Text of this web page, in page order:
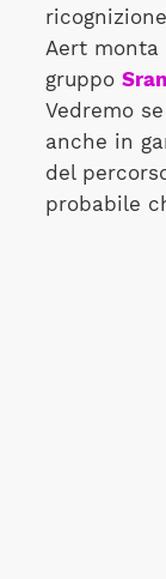
Aert monta
gruppo
Vedremo
anche in
del
probabile